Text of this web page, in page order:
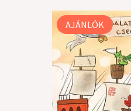
AJÁNLÓK